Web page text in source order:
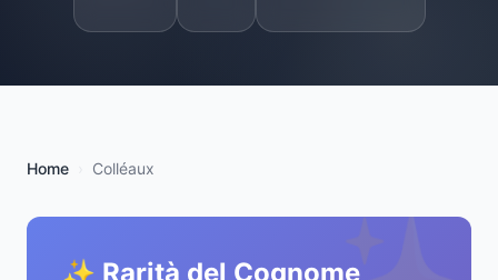
Home Colléaux
✨ Rarità del Cognome